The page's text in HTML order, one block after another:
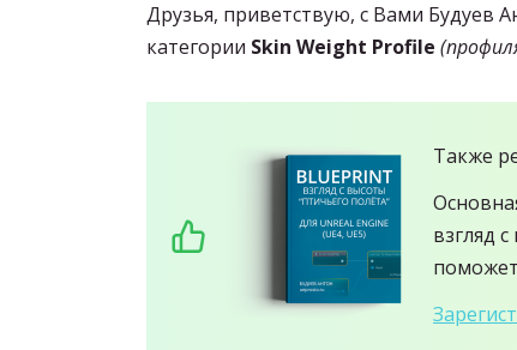
Друзья, приветствую, с Вами Будуев
категории Skin Weight Profile
Также
взгляд